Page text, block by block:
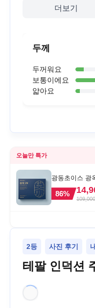
더보기
두께
두꺼워요
보통이에요
얇아요
오늘만 특가
광동초이스 광
포, 1개
86%
109,000
2등 사진 후기
테팔 인덕션